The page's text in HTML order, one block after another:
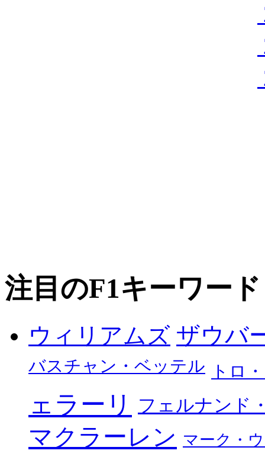
注目のF1キーワード
ウィリアムズ ザウバ
バスチャン・ベッテル トロ
ェラーリ フェルナンド
マクラーレン マーク・